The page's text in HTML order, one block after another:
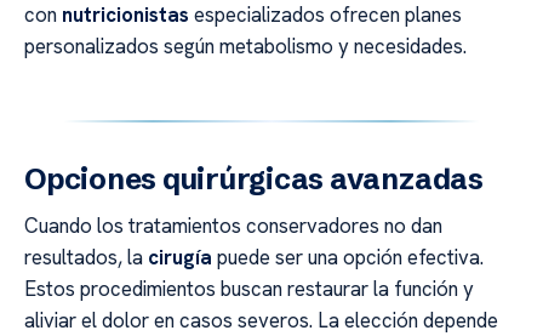
con nutricionistas especializados ofrecen planes
personalizados según metabolismo y necesidades.
Opciones quirúrgicas avanzadas
Cuando los tratamientos conservadores no dan
resultados, la cirugía puede ser una opción efectiva.
Estos procedimientos buscan restaurar la función y
aliviar el dolor en casos severos. La elección depende